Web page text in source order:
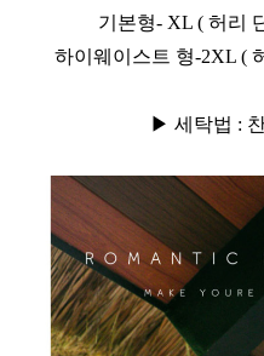
기본형- XL ( 허리
하이웨이스트 형-2XL (
▶ 세탁법 :